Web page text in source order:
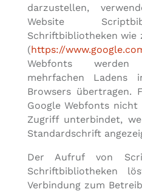
darzustellen,
Website
Schriftbibliotheken wie
(https://
Webfonts
mehrfachen Ladens
Browsers übertragen.
Google Webfonts
Zugriff unterbindet,
Standardschrift
Der Aufruf von
Schriftbibliotheken
Verbindung zum